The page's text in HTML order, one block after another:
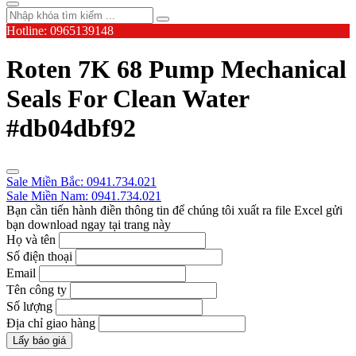
Hotline: 0965139148
Roten 7K 68 Pump Mechanical
Seals For Clean Water
#db04dbf92
Sale Miền Bắc: 0941.734.021
Sale Miền Nam: 0941.734.021
Bạn cần tiến hành điền thông tin để chúng tôi xuất ra file Excel gửi
bạn download ngay tại trang này
Họ và tên
Số điện thoại
Email
Tên công ty
Số lượng
Địa chỉ giao hàng